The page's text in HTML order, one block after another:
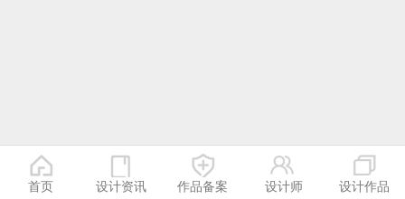
首页 设计资讯 作品备案 设计师 设计作品